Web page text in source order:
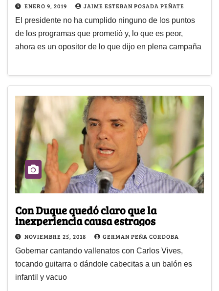
ENERO 9, 2019 JAIME ESTEBAN POSADA PEÑATE
El presidente no ha cumplido ninguno de los puntos
de los programas que prometió y, lo que es peor,
ahora es un opositor de lo que dijo en plena campaña
Con Duque quedó claro que la
inexperiencia causa estragos
NOVIEMBRE 25, 2018 GERMAN PEÑA CORDOBA
Gobernar cantando vallenatos con Carlos Vives,
tocando guitarra o dándole cabecitas a un balón es
infantil y vacuo